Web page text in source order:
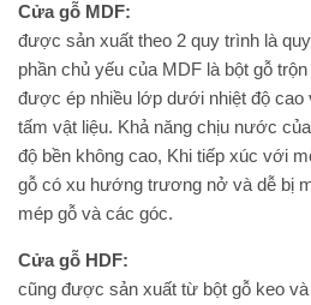
Cửa gỗ MDF:
được sản xuất theo 2 quy trình là
phần chủ yếu của MDF là bột gỗ
được ép nhiều lớp dưới nhiệt độ cao
tấm vật liệu. Khả năng chịu nước
độ bền không cao, Khi tiếp xúc với
gỗ có xu hướng trương nở và dễ bị
mép gỗ và các góc.
Cửa gỗ HDF:
cũng được sản xuất từ bột gỗ keo